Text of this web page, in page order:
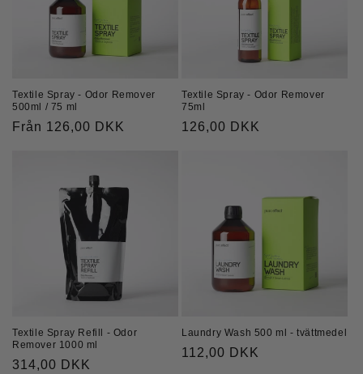
Textile Spray - Odor Remover
500ml / 75 ml
Ordinarie
Från 126,00 DKK
Textile Spray - Odor Remover
75ml
Ordinarie
126,00 DKK
Textile Spray Refill - Odor
Remover 1000 ml
Ordinarie
314,00 DKK
Laundry Wash 500 ml - tvättmedel
Ordinarie
112,00 DKK